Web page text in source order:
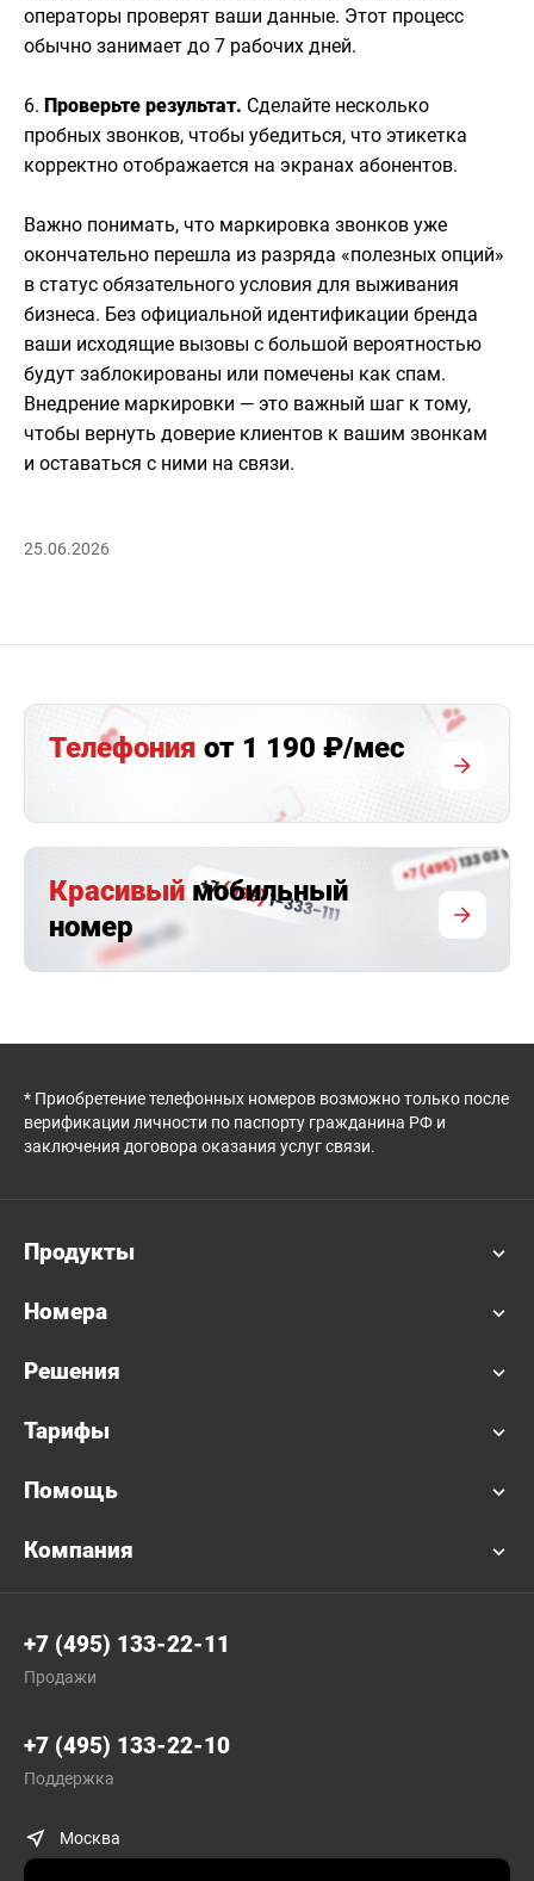
операторы проверят ваши данные. Этот процесс
обычно занимает до 7 рабочих дней.
6. Проверьте результат. Сделайте несколько
пробных звонков, чтобы убедиться, что этикетка
корректно отображается на экранах абонентов.
Важно понимать, что маркировка звонков уже
окончательно перешла из разряда «полезных опций»
в статус обязательного условия для выживания
бизнеса. Без официальной идентификации бренда
ваши исходящие вызовы с большой вероятностью
будут заблокированы или помечены как спам.
Внедрение маркировки — это важный шаг к тому,
чтобы вернуть доверие клиентов к вашим звонкам
и оставаться с ними на связи.
25.06.2026
Телефония от 1 190 ₽/мес
Красивый мобильный
номер
* Приобретение телефонных номеров возможно только после
верификации личности по паспорту гражданина РФ и
заключения договора оказания услуг связи.
Продукты
Номера
Решения
Тарифы
Помощь
Компания
+7 (495) 133-22-11
Продажи
+7 (495) 133-22-10
Поддержка
Москва